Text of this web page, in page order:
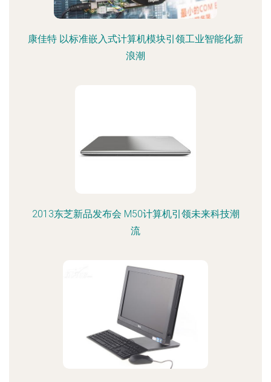
康佳特 以标准嵌入式计算机模块引领工业智能化新
浪潮
2013东芝新品发布会 M50计算机引领未来科技潮
流